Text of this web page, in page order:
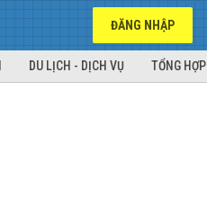
ĐĂNG NHẬP
DU LỊCH - DỊCH VỤ TỔNG HỢP